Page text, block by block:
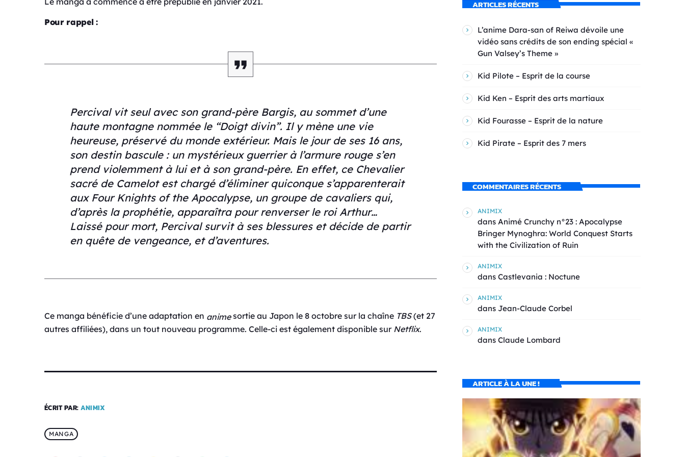
Pour rappel :
Percival vit seul avec son grand-père Bargis, au sommet d’une
haute montagne nommée le “Doigt divin”. Il y mène une vie
heureuse, préservé du monde extérieur. Mais le jour de ses 16 ans,
son destin bascule : un mystérieux guerrier à l’armure rouge s’en
prend violemment à lui et à son grand-père. En effet, ce Chevalier
sacré de Camelot est chargé d’éliminer quiconque s’apparenterait
aux Four Knights of the Apocalypse, un groupe de cavaliers qui,
d’après la prophétie, apparaîtra pour renverser le roi Arthur…
Laissé pour mort, Percival survit à ses blessures et décide de partir
en quête de vengeance, et d’aventures.
Ce manga bénéficie d’une adaptation en animesortie au Japon le 8 octobre sur la chaîne TBS(et 27
autres affiliées), dans un tout nouveau programme. Celle-ci est également disponible sur Netflix.
ÉCRIT PAR: ANIMIX
MANGA
ARTICLES RÉCENTS
L’anime Dara-san of Reiwa dévoile une
vidéo sans crédits de son ending spécial «
Gun Valsey’s Theme »
Kid Pilote – Esprit de la course
Kid Ken – Esprit des arts martiaux
Kid Fourasse – Esprit de la nature
Kid Pirate – Esprit des 7 mers
COMMENTAIRES RÉCENTS
ANIMIX
dans Animé Crunchy n°23 : Apocalypse
Bringer Mynoghra: World Conquest Starts
with the Civilization of Ruin
ANIMIX
dans Castlevania : Noctune
ANIMIX
dans Jean-Claude Corbel
ANIMIX
dans Claude Lombard
ARTICLE À LA UNE !